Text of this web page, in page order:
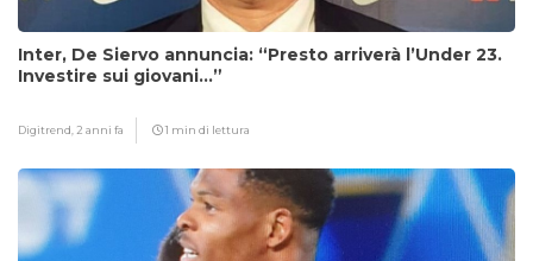
Inter, De Siervo annuncia: “Presto arriverà l’Under 23.
Investire sui giovani…”
Digitrend, 2 anni fa 1 min di lettura